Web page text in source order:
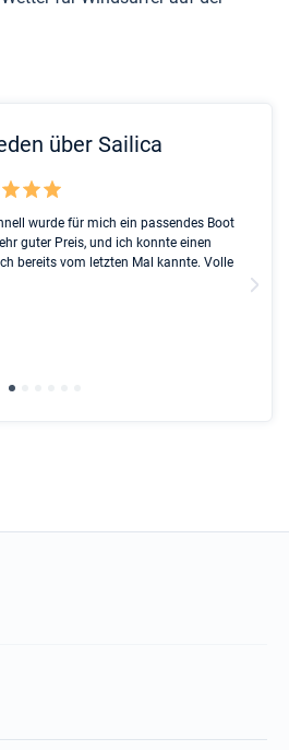
über Sailica
wurde für mich ein passendes Boot
guter Preis, und ich konnte einen
bereits vom letzten Mal kannte. Volle